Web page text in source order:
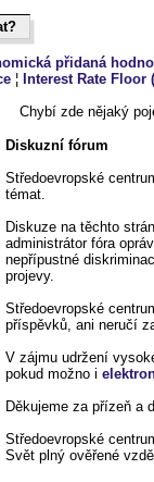
přidaná
¦ Interest Rate Floor
Chybí zde nějaký
Diskuzní fórum
Středoevropské
témat.
Diskuze na těchto
administrátor fóra
nepřípustné
projevy.
Středoevropské
příspěvků, ani neručí
V zájmu udržení
pokud možno i
Děkujeme za přízeň a
Středoevropské
Svět plný ověřené